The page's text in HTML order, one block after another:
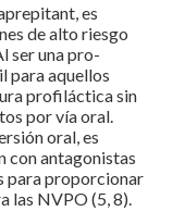
es
de alto riesgo
ser una pro-
para aquellos
profiláctica sin
por vía oral.
oral, es
con antagonistas
para proporcionar
las NVPO (5, 8).